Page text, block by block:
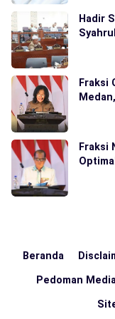
Hadir
Fraksi
Fraksi
Beranda
Pedoman